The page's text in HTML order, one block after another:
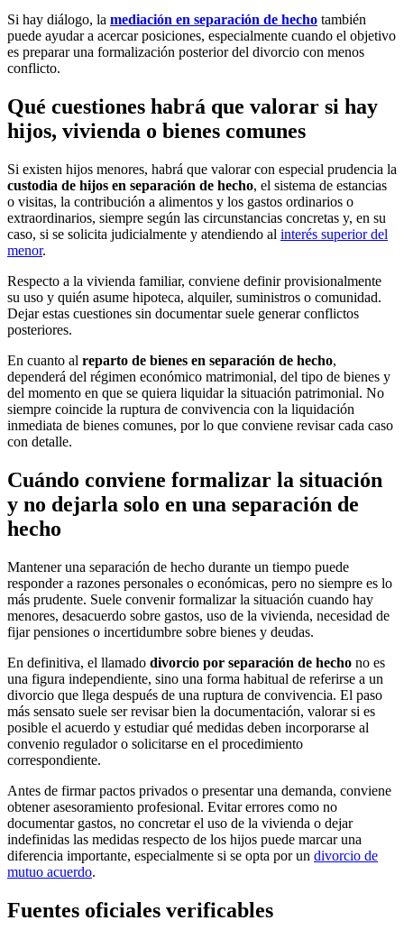
Si hay diálogo, la mediación en separación de hecho también
puede ayudar a acercar posiciones, especialmente cuando el objetivo
es preparar una formalización posterior del divorcio con menos
conflicto.
Qué cuestiones habrá que valorar si hay
hijos, vivienda o bienes comunes
Si existen hijos menores, habrá que valorar con especial prudencia la
custodia de hijos en separación de hecho, el sistema de estancias
o visitas, la contribución a alimentos y los gastos ordinarios o
extraordinarios, siempre según las circunstancias concretas y, en su
caso, si se solicita judicialmente y atendiendo al interés superior del
menor.
Respecto a la vivienda familiar, conviene definir provisionalmente
su uso y quién asume hipoteca, alquiler, suministros o comunidad.
Dejar estas cuestiones sin documentar suele generar conflictos
posteriores.
En cuanto al reparto de bienes en separación de hecho,
dependerá del régimen económico matrimonial, del tipo de bienes y
del momento en que se quiera liquidar la situación patrimonial. No
siempre coincide la ruptura de convivencia con la liquidación
inmediata de bienes comunes, por lo que conviene revisar cada caso
con detalle.
Cuándo conviene formalizar la situación
y no dejarla solo en una separación de
hecho
Mantener una separación de hecho durante un tiempo puede
responder a razones personales o económicas, pero no siempre es lo
más prudente. Suele convenir formalizar la situación cuando hay
menores, desacuerdo sobre gastos, uso de la vivienda, necesidad de
fijar pensiones o incertidumbre sobre bienes y deudas.
En definitiva, el llamado divorcio por separación de hecho no es
una figura independiente, sino una forma habitual de referirse a un
divorcio que llega después de una ruptura de convivencia. El paso
más sensato suele ser revisar bien la documentación, valorar si es
posible el acuerdo y estudiar qué medidas deben incorporarse al
convenio regulador o solicitarse en el procedimiento
correspondiente.
Antes de firmar pactos privados o presentar una demanda, conviene
obtener asesoramiento profesional. Evitar errores como no
documentar gastos, no concretar el uso de la vivienda o dejar
indefinidas las medidas respecto de los hijos puede marcar una
diferencia importante, especialmente si se opta por un divorcio de
mutuo acuerdo.
Fuentes oficiales verificables